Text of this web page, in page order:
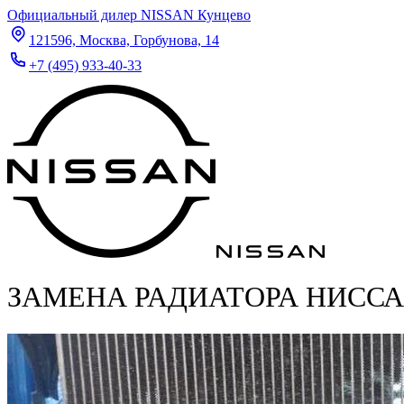
Официальный дилер NISSAN Кунцево
121596, Москва, Горбунова, 14
+7 (495) 933-40-33
ЗАМЕНА РАДИАТОРА